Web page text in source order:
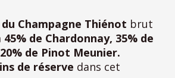
Champagne Thiénot brut
45% de Chardonnay, 35% de
de Pinot Meunier.
de réserve dans cet